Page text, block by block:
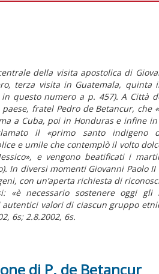
della visita apostolica di
terza visita in Guatemala,
questo numero a p. 457). A Città
fratel Pedro de Betancur,
a Cuba, poi in Honduras e infine
il «primo santo indigeno
e umile che contemplò il volto
e vengono beatificati i
In diversi momenti Giovanni Paolo
con un’aperta richiesta di
«è necessario sostenere oggi
valori di ciascun gruppo
6s; 2.8.2002, 6s.
di P. de Betancur